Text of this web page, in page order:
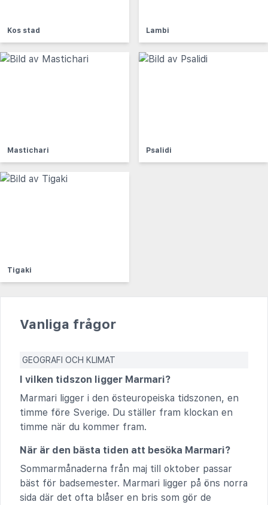
Kos stad Lambi
Mastichari Psalidi
Tigaki
Vanliga frågor
GEOGRAFI OCH KLIMAT
I vilken tidszon ligger Marmari?
Marmari ligger i den östeuropeiska tidszonen, en
timme före Sverige. Du ställer fram klockan en
timme när du kommer fram.
När är den bästa tiden att besöka Marmari?
Sommarmånaderna från maj till oktober passar
bäst för badsemester. Marmari ligger på öns norra
sida där det ofta blåser en bris som gör de